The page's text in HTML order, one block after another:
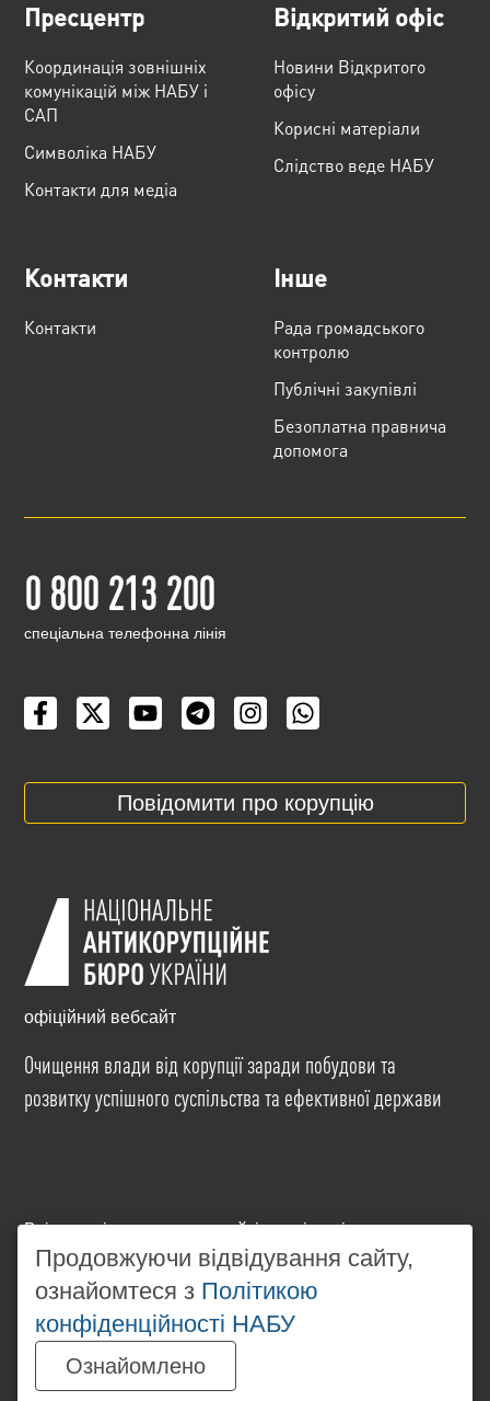
Пресцентр
Координація зовнішніх
комунікацій між НАБУ і
САП
Cимволіка НАБУ
Контакти для медіа
Відкритий офіс
Новини Відкритого
офісу
Корисні матеріали
Слідство веде НАБУ
Контакти
Контакти
Інше
Рада громадського
контролю
Публічні закупівлі
Безоплатна правнича
допомога
0 800 213 200
cпеціальна телефонна лінія
Повідомити про корупцію
офіційний вебсайт
Очищення влади від корупції заради побудови та
розвитку успішного суспільства та ефективної держави
Всі матеріали на цьому сайті розміщені на умовах
ліцензіїCreative Commons Attribution-NonCommercial-
NoDerivatives 4.0 International. Використання будь-
яких матеріалів, розміщених на сайті, дозволяється
за умови посилання наwww.nabu.gov.ua
незалежності від повного або часткового
використання матеріалів.
Продовжуючи відвідування сайту,
ознайомтеся з Політикою
конфіденційності НАБУ
Ознайомлено